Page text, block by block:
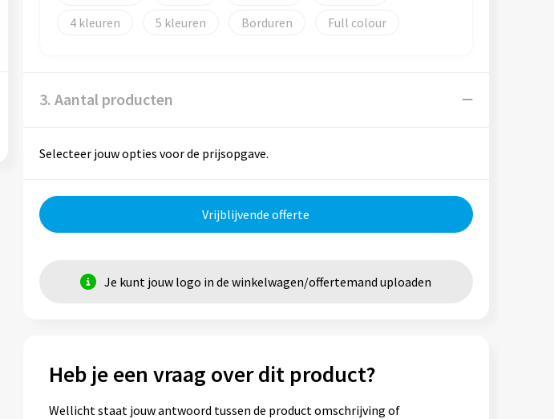
4
5 Borduren Full colour
3. Aantal producten
Selecteer jouw opties voor de prijsopgave.
Vrijblijvende offerte
Je kunt jouw logo in de winkelwagen/offertemand uploaden
Heb je een vraag over dit product?
Wellicht staat jouw antwoord tussen de product omschrijving of